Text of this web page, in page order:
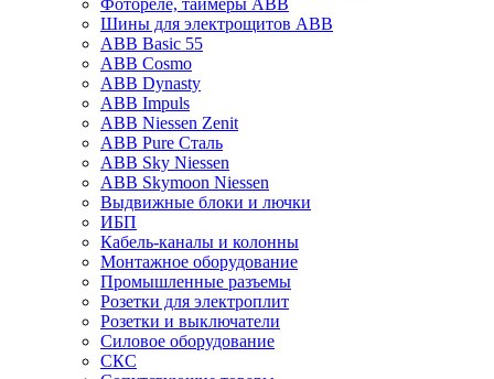
Фотореле, таймеры ABB
Шины для электрощитов АВВ
ABB Basic 55
ABB Cosmo
ABB Dynasty
ABB Impuls
ABB Niessen Zenit
ABB Pure Сталь
ABB Sky Niessen
ABB Skymoon Niessen
Выдвижные блоки и лючки
ИБП
Кабель-каналы и колонны
Монтажное оборудование
Промышленные разъемы
Розетки для электроплит
Розетки и выключатели
Силовое оборудование
СКС